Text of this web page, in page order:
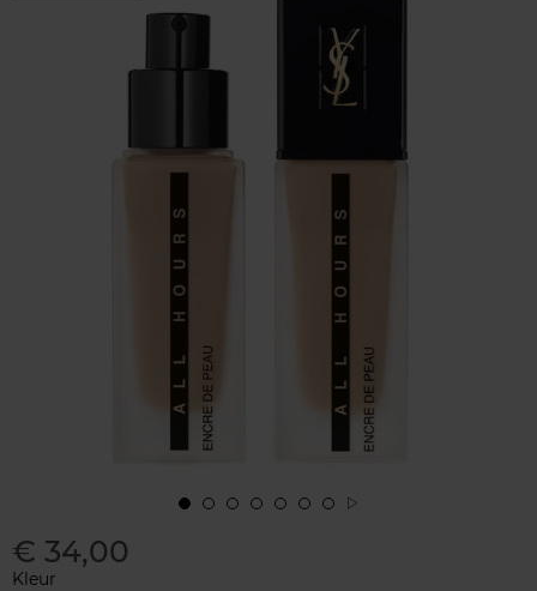
€ 34,00
Kleur